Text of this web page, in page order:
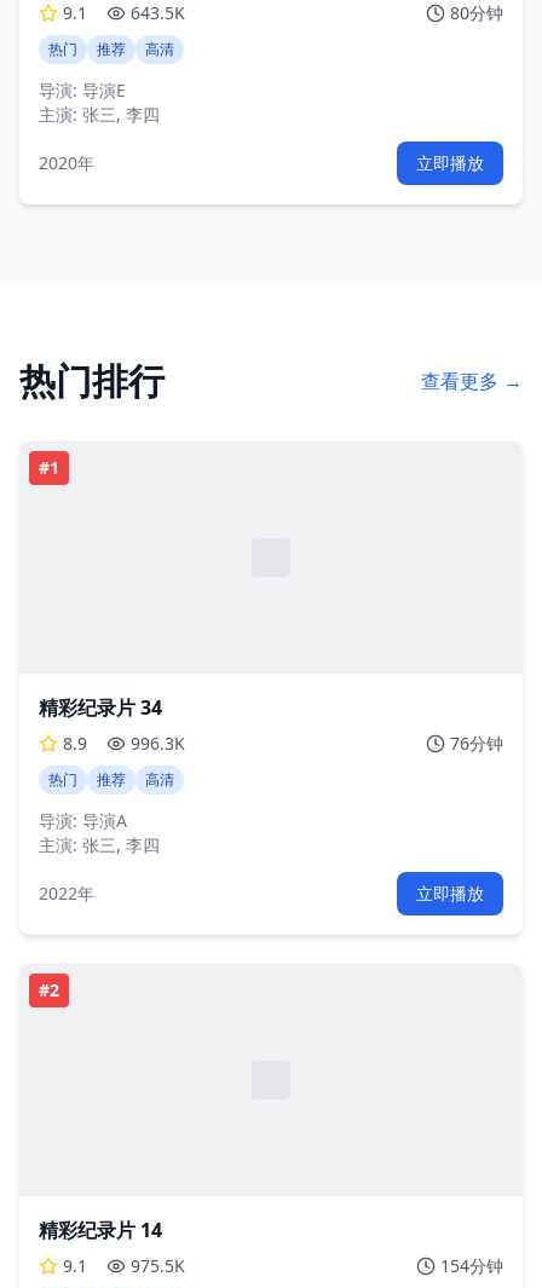
9.1 643.5K 80分钟
热门 推荐 高清
导演: 导演E
主演: 张三, 李四
2020年 立即播放
热门排行 查看更多 →
#1
精彩纪录片 34
8.9 996.3K 76分钟
热门 推荐 高清
导演: 导演A
主演: 张三, 李四
2022年 立即播放
#2
精彩纪录片 14
9.1 975.5K 154分钟